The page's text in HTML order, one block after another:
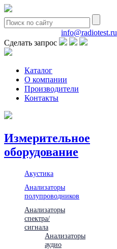
info@radiotest.ru
Сделать запрос
Каталог
О компании
Производители
Контакты
Измерительное
оборудование
Акустика
Анализаторы
полупроводников
Анализаторы
спектра/
сигнала
Анализаторы
аудио